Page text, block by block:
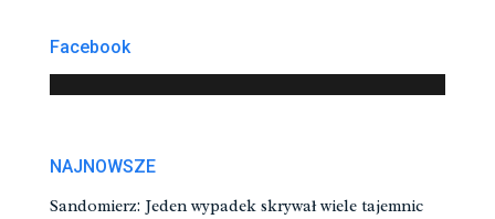
Facebook
NAJNOWSZE
Sandomierz: Jeden wypadek skrywał wiele tajemnic